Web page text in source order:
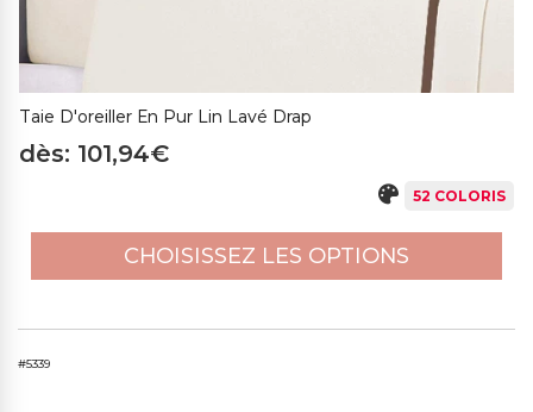
Taie D'oreiller En Pur Lin Lavé Drap
dès: 101,94€
52 COLORIS
CHOISISSEZ LES OPTIONS
#5339